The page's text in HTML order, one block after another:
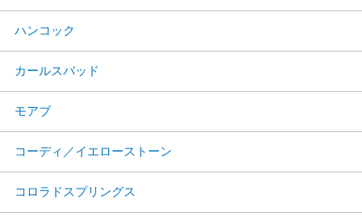
ハンコック
カールスバッド
モアブ
コーディ／イエローストーン
コロラドスプリングス